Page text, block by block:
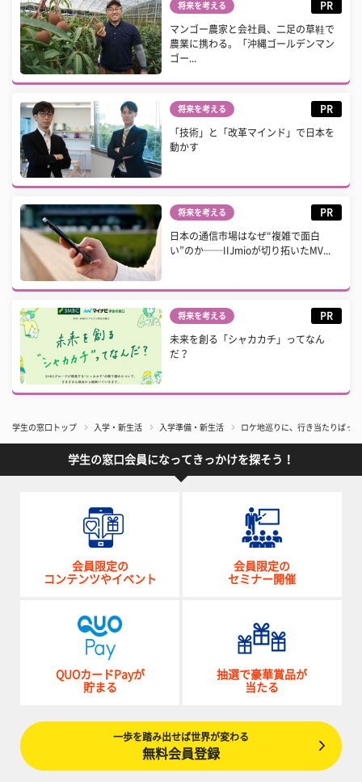
将来を考える PR
マンゴー農家と会社員、二足の草鞋で
農業に携わる。「沖縄ゴールデンマン
ゴー...
将来を考える PR
「技術」と「改革マインド」で日本を
動かす
将来を考える PR
日本の通信市場はなぜ“複雑で面白
い”のか──IIJmioが切り拓いたMV...
将来を考える PR
未来を創る「シャカカチ」ってなん
だ？
学生の窓口トップ 入学・新生活 入学準備・新生活 ロケ地巡りに、行き当たりばっ
学生の窓口会員になってきっかけを探そう！
会員限定の
コンテンツやイベント
会員限定の
セミナー開催
QUOカードPayが
貯まる
抽選で豪華賞品が
当たる
一歩を踏み出せば世界が変わる
無料会員登録